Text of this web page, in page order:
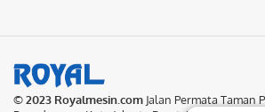
© 2023 Royalmesin.com Jalan Permata Taman